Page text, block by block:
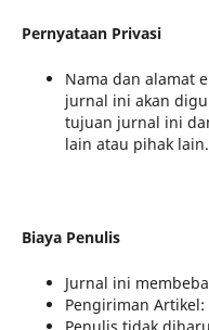
Pernyataan Privasi
Nama dan alamat
jurnal ini akan
tujuan jurnal ini
lain atau pihak lain.
Biaya Penulis
Jurnal ini
Pengiriman Artikel: